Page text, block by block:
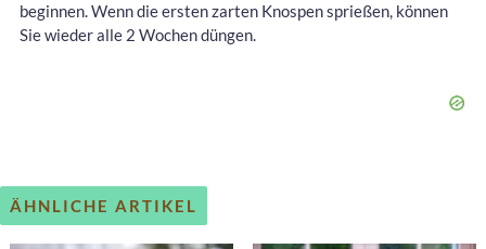
beginnen. Wenn die ersten zarten Knospen sprießen, können
Sie wieder alle 2 Wochen düngen.
ÄHNLICHE ARTIKEL